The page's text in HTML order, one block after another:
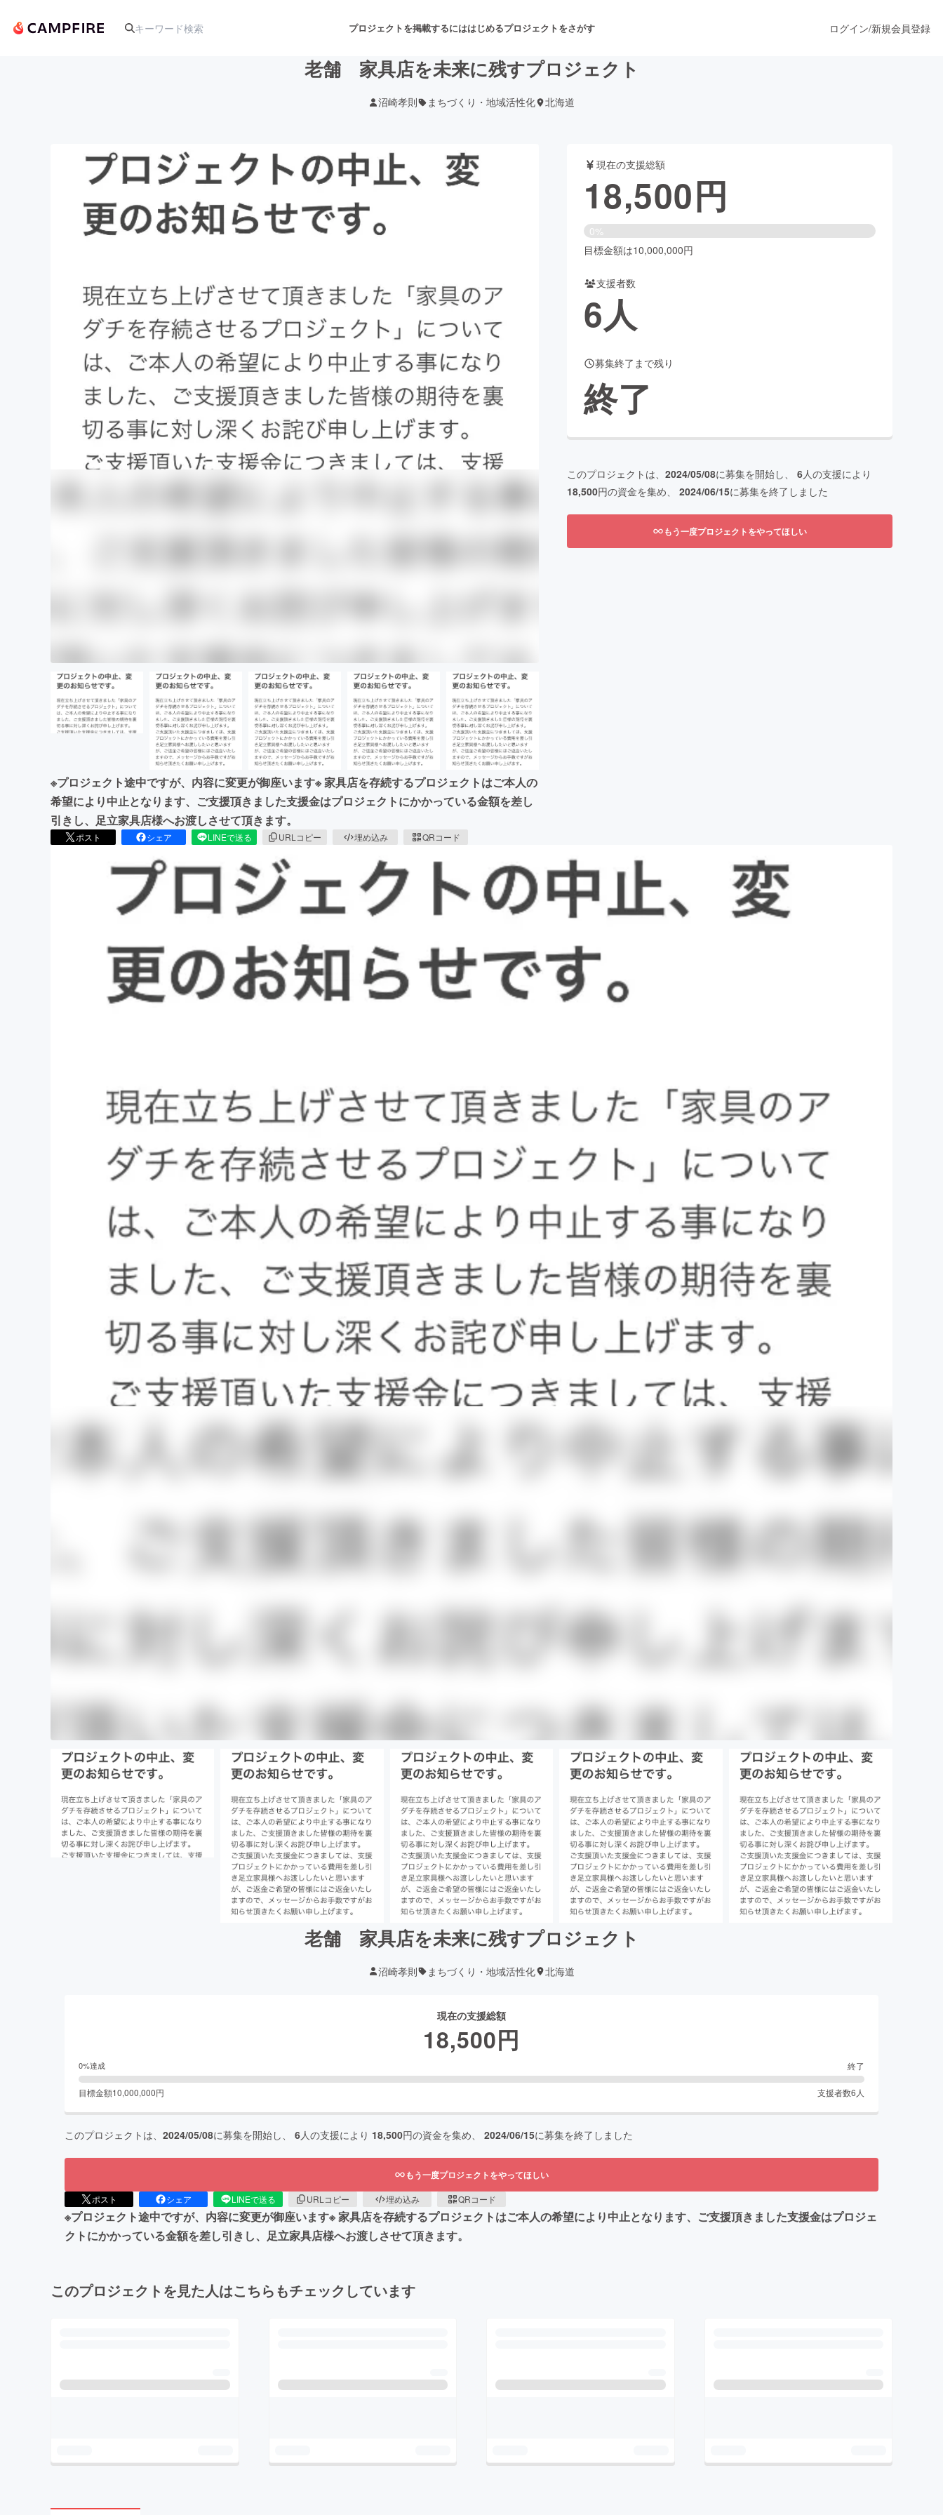
プロジェクトを掲載するにははじめるプロジェクトをさがす
アート・写真 音楽 舞台・パフォーマンス
テクノロジー・ガジェット ゲーム・サービス開発 ファッション
ビジネス・起業 チャレンジ ビューティー・ヘルスケア
まちづくり・地域活性化
CAMPFIRE for Social Good CAMPFIRE Creation
CAMPFIREふるさと納税machi-ya
ログイン/新規会員登録
老舗 家具店を未来に残すプロジェクト
沼崎孝則 まちづくり・地域活性化 北海道
※プロジェクト途中ですが、内容に変更が御座います※ 家具店を存続するプロジェクトはご本人の
希望により中止となります、ご支援頂きました支援金はプロジェクトにかかっている金額を差し
引きし、足立家具店様へお渡しさせて頂きます。
ポスト シェア LINEで送る URLコピー 埋め込み QRコード
現在の支援総額
18,500円
0%
目標金額は10,000,000円
支援者数
6人
募集終了まで残り
終了
このプロジェクトは、 2024/05/08に募集を開始し、 6人の支援により
18,500円の資金を集め、 2024/06/15に募集を終了しました
もう一度プロジェクトをやってほしい
老舗 家具店を未来に残すプロジェクト
沼崎孝則 まちづくり・地域活性化 北海道
現在の支援総額
18,500円
0%達成 終了
目標金額10,000,000円 支援者数6 人
このプロジェクトは、 2024/05/08に募集を開始し、 6人の支援により 18,500円の資金を集め、 2024/06/15に募集を終了しました
もう一度プロジェクトをやってほしい
ポスト シェア LINEで送る URLコピー 埋め込み QRコード
※プロジェクト途中ですが、内容に変更が御座います※ 家具店を存続するプロジェクトはご本人の希望により中止となります、ご支援頂きました支援金はプロジェ
クトにかかっている金額を差し引きし、足立家具店様へお渡しさせて頂きます。
このプロジェクトを見た人はこちらもチェックしています